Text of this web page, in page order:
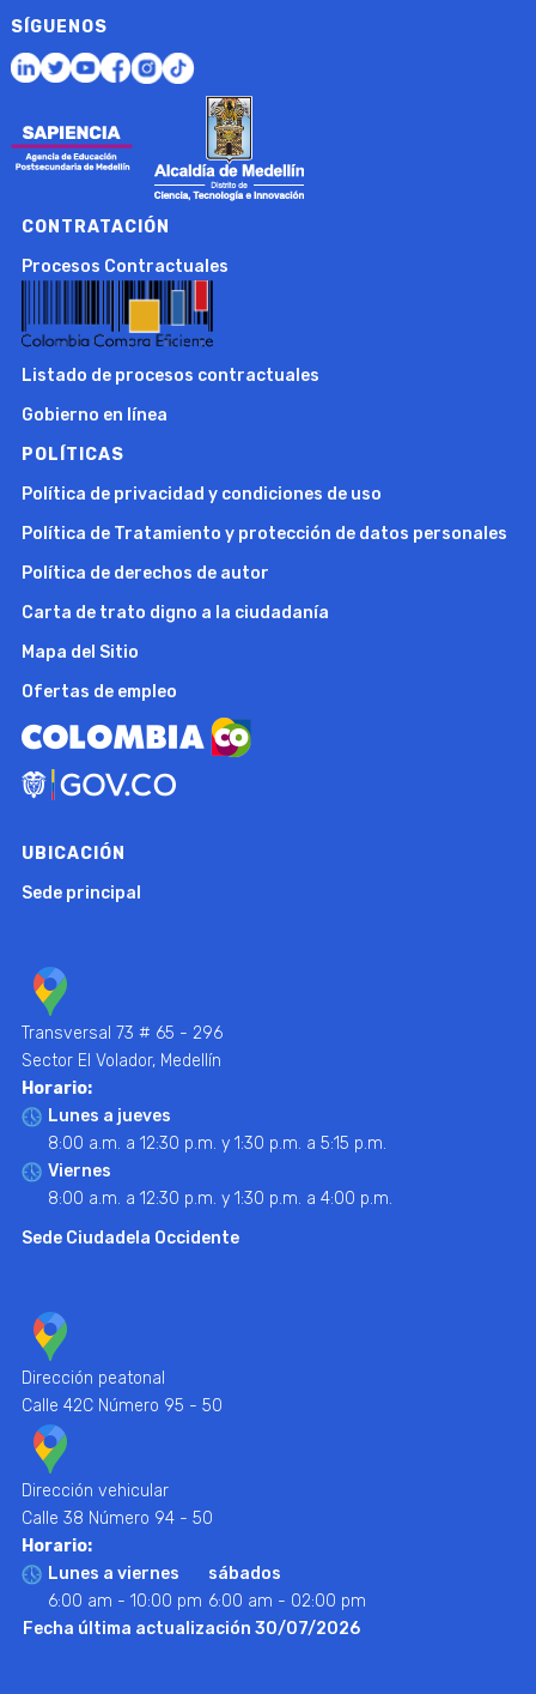
SÍGUENOS
CONTRATACIÓN
Procesos Contractuales
Listado de procesos contractuales
Gobierno en línea
POLÍTICAS
Política de privacidad y condiciones de uso
Política de Tratamiento y protección de datos personales
Política de derechos de autor
Carta de trato digno a la ciudadanía
Mapa del Sitio
Ofertas de empleo
UBICACIÓN
Sede principal
Transversal 73 # 65 - 296
Sector El Volador, Medellín
Horario:
Lunes a jueves
8:00 a.m. a 12:30 p.m. y 1:30 p.m. a 5:15 p.m.
Viernes
8:00 a.m. a 12:30 p.m. y 1:30 p.m. a 4:00 p.m.
Sede Ciudadela Occidente
Dirección peatonal
Calle 42C Número 95 - 50
Dirección vehicular
Calle 38 Número 94 - 50
Horario:
Lunes a viernes
6:00 am - 10:00 pm
sábados
6:00 am - 02:00 pm
Fecha última actualización 30/07/2026